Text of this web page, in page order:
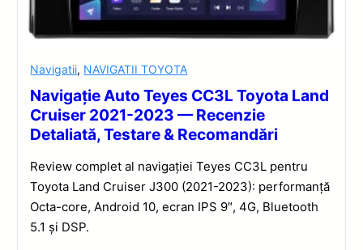
Navigatii, NAVIGATII TOYOTA
Navigație Auto Teyes CC3L Toyota Land
Cruiser 2021-2023 — Recenzie
Detaliată, Testare & Recomandări
Review complet al navigației Teyes CC3L pentru
Toyota Land Cruiser J300 (2021-2023): performanță
Octa-core, Android 10, ecran IPS 9″, 4G, Bluetooth
5.1 și DSP.